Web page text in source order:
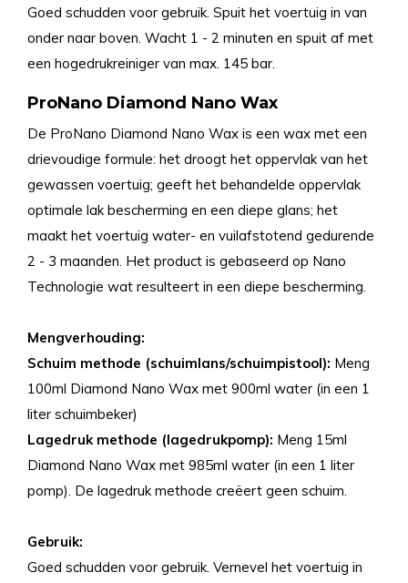
Goed schudden voor gebruik. Spuit het voertuig in van
onder naar boven. Wacht 1 - 2 minuten en spuit af met
een hogedrukreiniger van max. 145 bar.
ProNano Diamond Nano Wax
De ProNano Diamond Nano Wax is een wax met een
drievoudige formule: het droogt het oppervlak van het
gewassen voertuig; geeft het behandelde oppervlak
optimale lak bescherming en een diepe glans; het
maakt het voertuig water- en vuilafstotend gedurende
2 - 3 maanden. Het product is gebaseerd op Nano
Technologie wat resulteert in een diepe bescherming.
Mengverhouding:
Schuim methode (schuimlans/schuimpistool): Meng
100ml Diamond Nano Wax met 900ml water (in een 1
liter schuimbeker)
Lagedruk methode (lagedrukpomp): Meng 15ml
Diamond Nano Wax met 985ml water (in een 1 liter
pomp). De lagedruk methode creëert geen schuim.
Gebruik:
Goed schudden voor gebruik. Vernevel het voertuig in